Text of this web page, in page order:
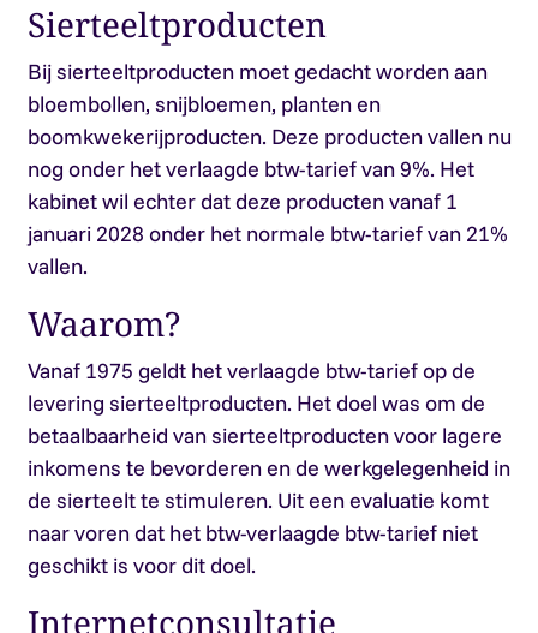
Sierteeltproducten
Bij sierteeltproducten moet gedacht worden aan
bloembollen, snijbloemen, planten en
boomkwekerijproducten. Deze producten vallen nu
nog onder het verlaagde btw-tarief van 9%. Het
kabinet wil echter dat deze producten vanaf 1
januari 2028 onder het normale btw-tarief van 21%
vallen.
Waarom?
Vanaf 1975 geldt het verlaagde btw-tarief op de
levering sierteeltproducten. Het doel was om de
betaalbaarheid van sierteeltproducten voor lagere
inkomens te bevorderen en de werkgelegenheid in
de sierteelt te stimuleren. Uit een evaluatie komt
naar voren dat het btw-verlaagde btw-tarief niet
geschikt is voor dit doel.
Internetconsultatie